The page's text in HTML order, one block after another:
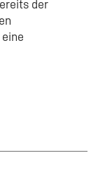
der